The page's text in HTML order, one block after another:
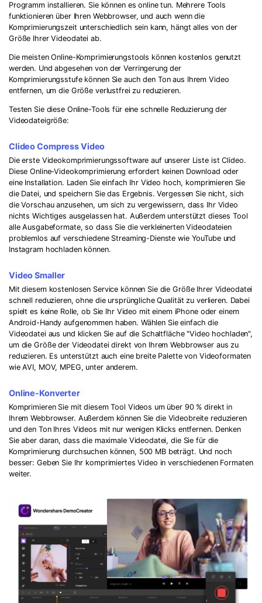
Programm installieren. Sie können es online tun. Mehrere Tools
funktionieren über Ihren Webbrowser, und auch wenn die
Komprimierungszeit unterschiedlich sein kann, hängt alles von der
Größe Ihrer Videodatei ab.
Die meisten Online-Komprimierungstools können kostenlos genutzt
werden. Und abgesehen von der Verringerung der
Komprimierungsstufe können Sie auch den Ton aus Ihrem Video
entfernen, um die Größe verlustfrei zu reduzieren.
Testen Sie diese Online-Tools für eine schnelle Reduzierung der
Videodateigröße:
Clideo Compress Video
Die erste Videokomprimierungssoftware auf unserer Liste ist Clideo.
Diese Online-Videokomprimierung erfordert keinen Download oder
eine Installation. Laden Sie einfach Ihr Video hoch, komprimieren Sie
die Datei, und speichern Sie das Ergebnis. Vergessen Sie nicht, sich
die Vorschau anzusehen, um sich zu vergewissern, dass Ihr Video
nichts Wichtiges ausgelassen hat. Außerdem unterstützt dieses Tool
alle Ausgabeformate, so dass Sie die verkleinerten Videodateien
problemlos auf verschiedene Streaming-Dienste wie YouTube und
Instagram hochladen können.
Video Smaller
Mit diesem kostenlosen Service können Sie die Größe Ihrer Videodatei
schnell reduzieren, ohne die ursprüngliche Qualität zu verlieren. Dabei
spielt es keine Rolle, ob Sie Ihr Video mit einem iPhone oder einem
Android-Handy aufgenommen haben. Wählen Sie einfach die
Videodatei aus und klicken Sie auf die Schaltfläche "Video hochladen",
um die Größe der Videodatei direkt von Ihrem Webbrowser aus zu
reduzieren. Es unterstützt auch eine breite Palette von Videoformaten
wie AVI, MOV, MPEG, unter anderem.
Online-Konverter
Komprimieren Sie mit diesem Tool Videos um über 90 % direkt in
Ihrem Webbrowser. Außerdem können Sie die Videobreite reduzieren
und den Ton Ihres Videos mit nur wenigen Klicks entfernen. Denken
Sie aber daran, dass die maximale Videodatei, die Sie für die
Komprimierung durchsuchen können, 500 MB beträgt. Und noch
besser: Geben Sie Ihr komprimiertes Video in verschiedenen Formaten
weiter.